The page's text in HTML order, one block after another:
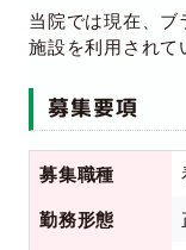
当院では現在、
施設を利用されて
募集要項
募集職種
勤務形態